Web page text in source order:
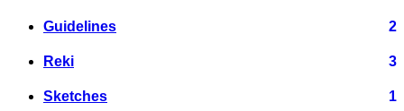
Guidelines 2
Reki 3
Sketches 1